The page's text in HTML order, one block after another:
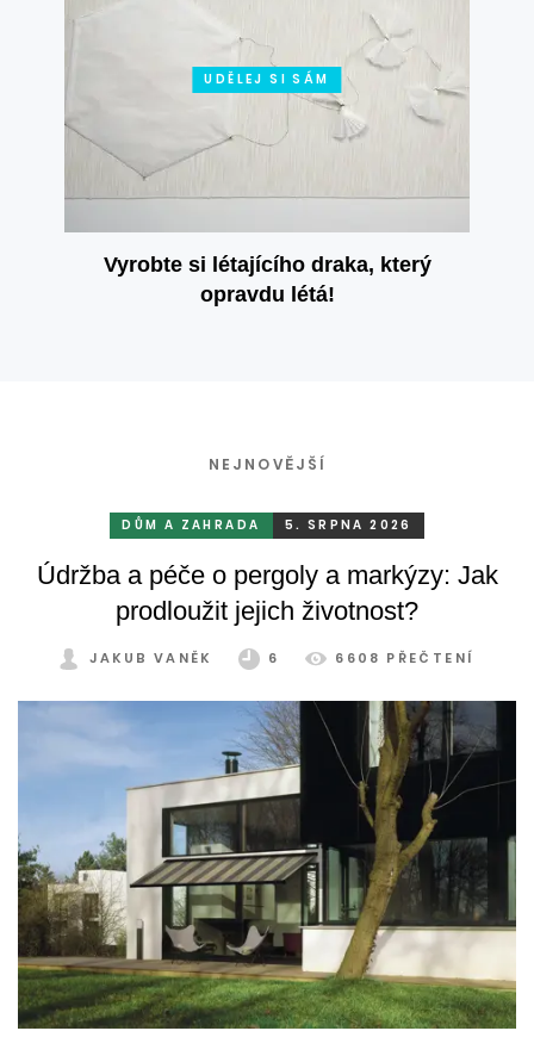
UDĚLEJ SI SÁM
Vyrobte si létajícího draka, který
opravdu létá!
NEJNOVĚJŠÍ
DŮM A ZAHRADA 5. SRPNA 2026
Údržba a péče o pergoly a markýzy: Jak
prodloužit jejich životnost?
JAKUB VANĚK 6 6608 PŘEČTENÍ